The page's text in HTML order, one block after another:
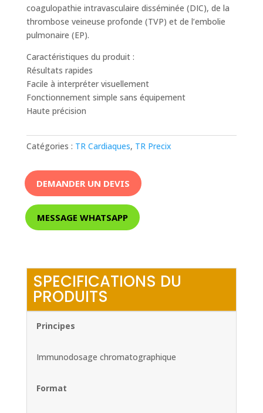
coagulopathie intravasculaire disséminée (DIC), de la
thrombose veineuse profonde (TVP) et de l’embolie
pulmonaire (EP).
Caractéristiques du produit :
Résultats rapides
Facile à interpréter visuellement
Fonctionnement simple sans équipement
Haute précision
Catégories : TR Cardiaques, TR Precix
DEMANDER UN DEVIS
MESSAGE WHATSAPP
SPECIFICATIONS DU
PRODUITS
Principes
Immunodosage chromatographique
Format